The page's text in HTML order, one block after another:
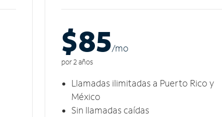
$85/mo
por 2 años
Llamadas ilimitadas a Puerto Rico y
México
Sin llamadas caídas